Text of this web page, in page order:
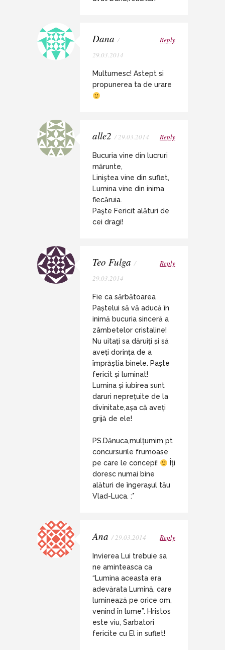
Dana /
29.03.2014
Reply
Multumesc! Astept si
propunerea ta de urare
alle2 / 29.03.2014 Reply
Bucuria vine din lucruri
mărunte,
Liniştea vine din suflet,
Lumina vine din inima
fiecăruia.
Paşte Fericit alături de
cei dragi!
Teo Fulga /
29.03.2014
Reply
Fie ca sărbătoarea
Paștelui să vă aducă în
inimă bucuria sinceră a
zâmbetelor cristaline!
Nu uitați sa dăruiți și să
aveți dorința de a
împrăștia binele. Paște
fericit și luminat!
Lumina și iubirea sunt
daruri neprețuite de la
divinitate,așa că aveți
grijă de ele!
PS.Dănuca,mulțumim pt
concursurile frumoase
pe care le concepi!
Îți
doresc numai bine
alături de îngerașul tău
Vlad-Luca. :*
Ana / 29.03.2014 Reply
Invierea Lui trebuie sa
ne aminteasca ca
“Lumina aceasta era
adevărata Lumină, care
luminează pe orice om,
venind în lume”. Hristos
este viu, Sarbatori
fericite cu El in suflet!